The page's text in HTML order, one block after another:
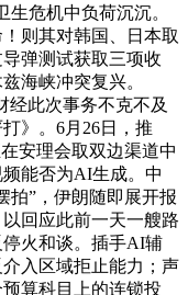
危机中负荷沉沉。
则其对韩国、日本取
弹测试获取三项收
海峡冲突复兴。
经此次事务不克不及
》。6月26日，推
安理会取双边渠道中
能否为AI生成。中
拍”，伊朗随即展开报
回应此前一天一艘路
火和谈。插手AI辅
入区域拒止能力；声
算科目上的连锁投